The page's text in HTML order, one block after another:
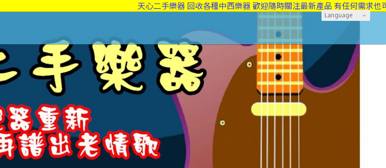
天心二手樂器 回收各種中西樂器 歡迎隨時關注最新產品 有任何需求也可做洽
Language